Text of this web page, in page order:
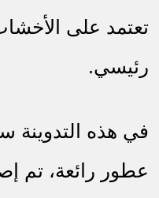
تعتمد على
رئيسي.
عطور رائعة، تم